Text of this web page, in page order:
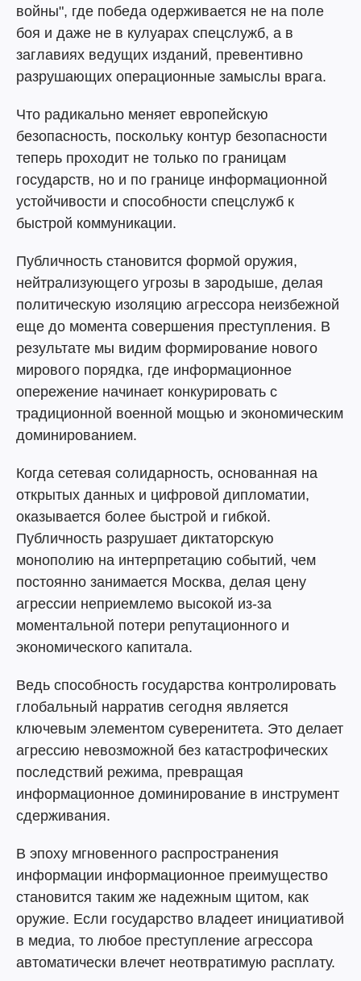
войны", где победа одерживается не на поле
боя и даже не в кулуарах спецслужб, а в
заглавиях ведущих изданий, превентивно
разрушающих операционные замыслы врага.
Что радикально меняет европейскую
безопасность, поскольку контур безопасности
теперь проходит не только по границам
государств, но и по границе информационной
устойчивости и способности спецслужб к
быстрой коммуникации.
Публичность становится формой оружия,
нейтрализующего угрозы в зародыше, делая
политическую изоляцию агрессора неизбежной
еще до момента совершения преступления. В
результате мы видим формирование нового
мирового порядка, где информационное
опережение начинает конкурировать с
традиционной военной мощью и экономическим
доминированием.
Когда сетевая солидарность, основанная на
открытых данных и цифровой дипломатии,
оказывается более быстрой и гибкой.
Публичность разрушает диктаторскую
монополию на интерпретацию событий, чем
постоянно занимается Москва, делая цену
агрессии неприемлемо высокой из-за
моментальной потери репутационного и
экономического капитала.
Ведь способность государства контролировать
глобальный нарратив сегодня является
ключевым элементом суверенитета. Это делает
агрессию невозможной без катастрофических
последствий режима, превращая
информационное доминирование в инструмент
сдерживания.
В эпоху мгновенного распространения
информации информационное преимущество
становится таким же надежным щитом, как
оружие. Если государство владеет инициативой
в медиа, то любое преступление агрессора
автоматически влечет неотвратимую расплату.